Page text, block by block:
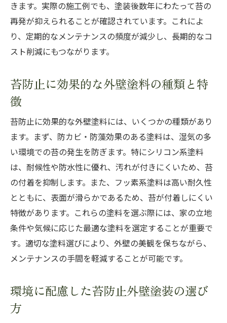
きます。実際の施工例でも、塗装後数年にわたって苔の
再発が抑えられることが確認されています。これによ
り、定期的なメンテナンスの頻度が減少し、長期的なコ
スト削減にもつながります。
苔防止に効果的な外壁塗料の種類と特
徴
苔防止に効果的な外壁塗料には、いくつかの種類があり
ます。まず、防カビ・防藻効果のある塗料は、湿気の多
い環境での苔の発生を防ぎます。特にシリコン系塗料
は、耐候性や防水性に優れ、汚れが付きにくいため、苔
の付着を抑制します。また、フッ素系塗料は高い耐久性
とともに、表面が滑らかであるため、苔が付着しにくい
特徴があります。これらの塗料を選ぶ際には、家の立地
条件や気候に応じた最適な塗料を選定することが重要で
す。適切な塗料選びにより、外壁の美観を保ちながら、
メンテナンスの手間を軽減することが可能です。
環境に配慮した苔防止外壁塗装の選び
方